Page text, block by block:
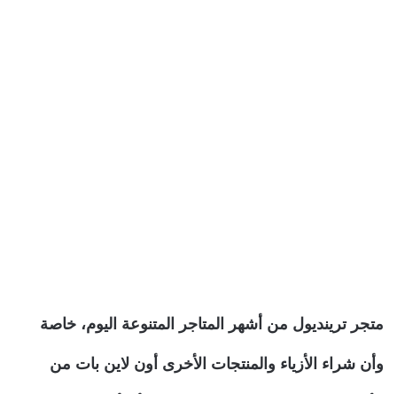
متجر ترينديول من أشهر المتاجر المتنوعة اليوم، خاصة
وأن شراء الأزياء والمنتجات الأخرى أون لاين بات من